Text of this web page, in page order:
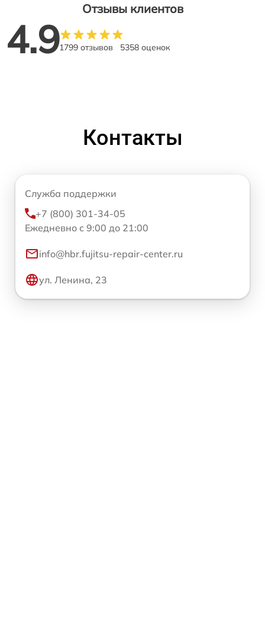
Отзывы клиентов
4.91799 отзывов 5358 оценок
Контакты
Служба поддержки
+7 (800) 301-34-05
Ежедневно с 9:00 до 21:00
info@hbr.fujitsu-repair-center.ru
ул. Ленина, 23